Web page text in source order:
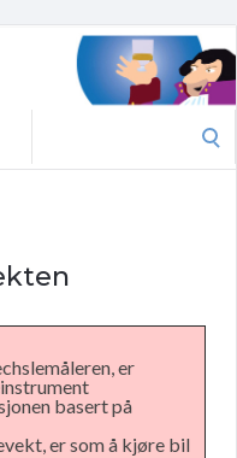
er
basert på
er som å kjøre bil